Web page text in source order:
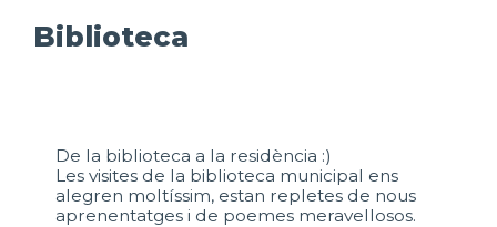
Biblioteca
De la biblioteca a la residència :)
Les visites de la biblioteca municipal ens
alegren moltíssim, estan repletes de nous
aprenentatges i de poemes meravellosos.